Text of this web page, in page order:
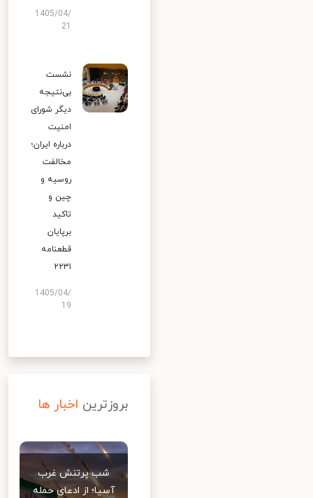
1405/04/
نشست
بی‌نتیجه
دیگر شورای
امنیت
درباره ایران؛
مخالفت
روسیه و
چین و
تاکید
برپایان
قطعنامه
۲۲۳۱
1405/04/
19
بروزترین اخبار ها
شب پرتنش غرب
آسیا؛ از ادعای حمله